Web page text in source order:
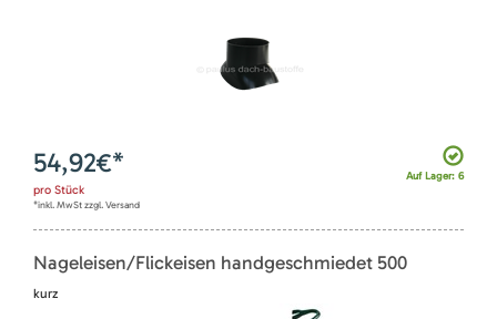
Auf Lager: 6
54,92€*
pro Stück
*inkl. MwSt zzgl. Versand
Nageleisen/Flickeisen handgeschmiedet 500
kurz